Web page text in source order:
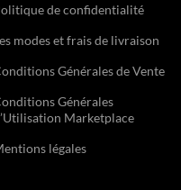
de confidentialité
modes et frais de livraison
Générales de Vente
Générales
Marketplace
légales